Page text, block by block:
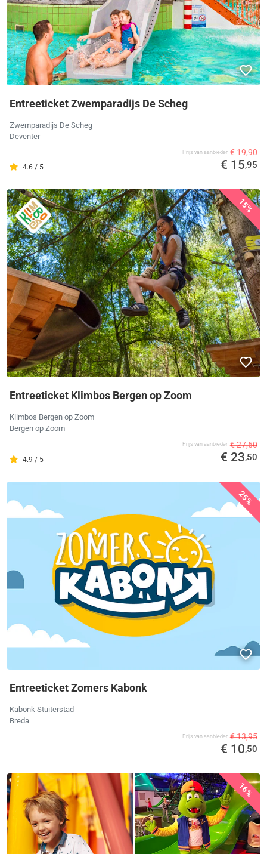
Entreeticket Zwemparadijs De Scheg
Zwemparadijs De Scheg
Deventer
4.6 / 5
Prijs van aanbieder € 19,90
€ 15,95
15%
Entreeticket Klimbos Bergen op Zoom
Klimbos Bergen op Zoom
Bergen op Zoom
4.9 / 5
Prijs van aanbieder € 27,50
€ 23,50
25%
Entreeticket Zomers Kabonk
Kabonk Stuiterstad
Breda
Prijs van aanbieder € 13,95
€ 10,50
16%